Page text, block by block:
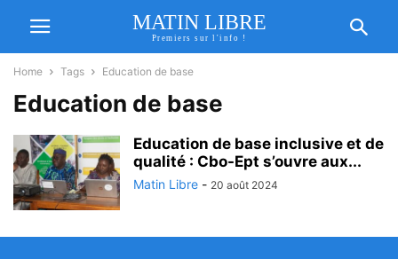
MATIN LIBRE
Premiers sur l'info !
Home Tags Education de base
Education de base
Education de base inclusive et de
qualité : Cbo-Ept s’ouvre aux...
Matin Libre - 20 août 2024